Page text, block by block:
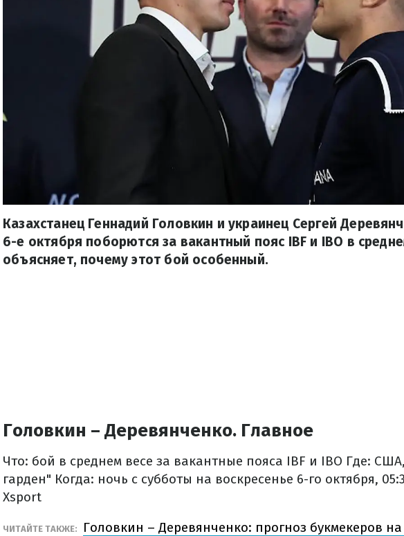
Казахстанец Геннадий Головкин и украинец Сергей
6-е октября поборются за вакантный пояс IBF и IBO в
объясняет, почему этот бой особенный.
Головкин – Деревянченко. Главное
Что: бой в среднем весе за вакантные пояса IBF и IBO Где:
гарден" Когда: ночь с субботы на воскресенье 6-го октября,
Xsport
ЧИТАЙТЕ ТАКЖЕ: Головкин – Деревянченко: прогноз букмекеров